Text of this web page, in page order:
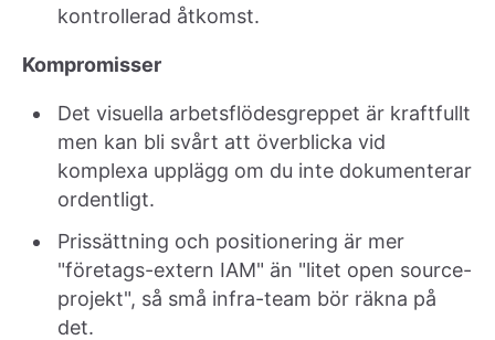
kontrollerad åtkomst.
Kompromisser
Det visuella arbetsflödesgreppet är kraftfullt
men kan bli svårt att överblicka vid
komplexa upplägg om du inte dokumenterar
ordentligt.
Prissättning och positionering är mer
"företags-extern IAM" än "litet open source-
projekt", så små infra-team bör räkna på
det.